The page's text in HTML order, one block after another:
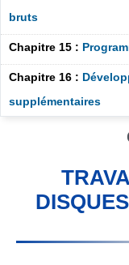
bruts
Chapitre 15 :
Chapitre 16 :
supplémentaires